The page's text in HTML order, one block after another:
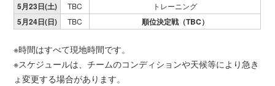
5月23日(土)
TBC トレーニング
5月24日(日) TBC 順位決定戦（TBC）
※時間はすべて現地時間です。
※スケジュールは、チームのコンディションや天候等により急き
ょ変更する場合があります。